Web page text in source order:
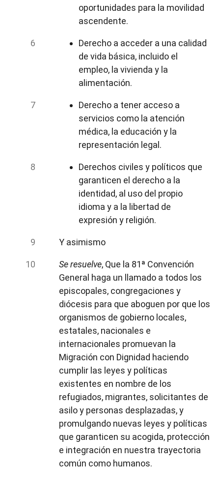
oportunidades para la movilidad
ascendente.
Derecho a acceder a una calidad
de vida básica, incluido el
empleo, la vivienda y la
alimentación.
Derecho a tener acceso a
servicios como la atención
médica, la educación y la
representación legal.
Derechos civiles y políticos que
garanticen el derecho a la
identidad, al uso del propio
idioma y a la libertad de
expresión y religión.
Y asimismo
Se resuelve, Que la 81ª Convención
General haga un llamado a todos los
episcopales, congregaciones y
diócesis para que aboguen por que los
organismos de gobierno locales,
estatales, nacionales e
internacionales promuevan la
Migración con Dignidad haciendo
cumplir las leyes y políticas
existentes en nombre de los
refugiados, migrantes, solicitantes de
asilo y personas desplazadas, y
promulgando nuevas leyes y políticas
que garanticen su acogida, protección
e integración en nuestra trayectoria
común como humanos.